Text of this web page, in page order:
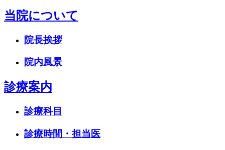
当院について
院長挨拶
院内風景
診療案内
診療科目
診療時間・担当医